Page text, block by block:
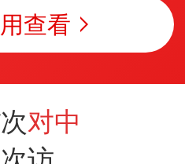
查看
对中